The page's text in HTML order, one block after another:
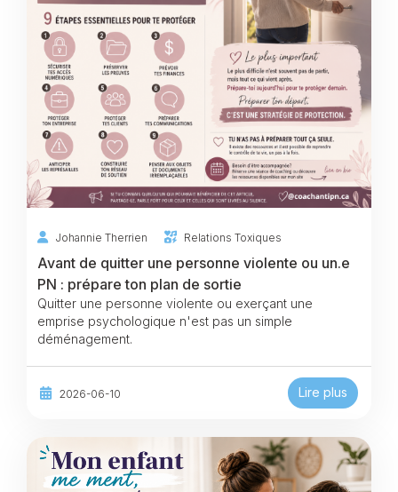
Johannie Therrien Relations Toxiques
Avant de quitter une personne violente ou un.e
PN : prépare ton plan de sortie
Quitter une personne violente ou exerçant une
emprise psychologique n'est pas un simple
déménagement.
2026-06-10 Lire plus